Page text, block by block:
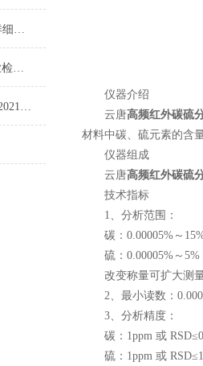
大米重金属检测仪@2021【详细版本】@专业检测大米重金属仪器仪表
测土仪@【完整版本】@专业检测土壤的仪器仪表
高智能土壤养分快速检测仪#2021【土壤养分检测专用仪器仪表】
仪器介绍
云唐高频红外碳硫
材料中碳、硫元素的含量
仪器组成
云唐高频红外碳硫
技术指标
1、分析范围：
碳：0.00005%～
硫：0.00005%～5%
改变称量可扩大测量
2、最小读数：
3、分析精度：
碳：1ppm 或
硫：1ppm 或